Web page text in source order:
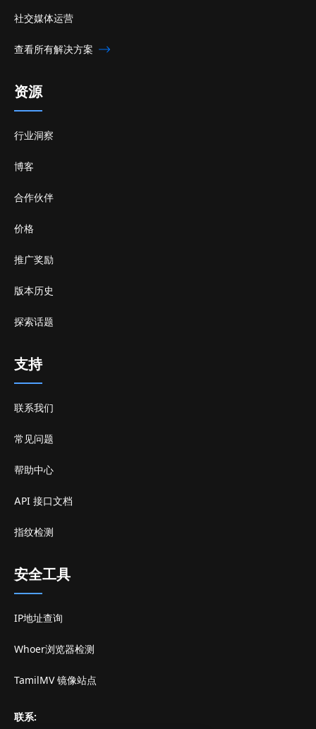
社交媒体运营
查看所有解决方案
资源
行业洞察
博客
合作伙伴
价格
推广奖励
版本历史
探索话题
支持
联系我们
常见问题
帮助中心
API 接口文档
指纹检测
安全工具
IP地址查询
Whoer浏览器检测
TamilMV 镜像站点
联系: